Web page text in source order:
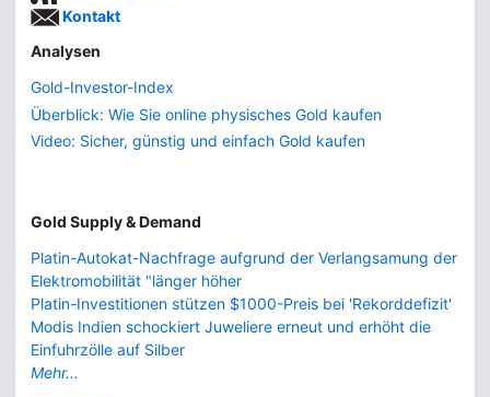
Kontakt
Analysen
Gold-Investor-Index
Überblick: Wie Sie online physisches Gold kaufen
Video: Sicher, günstig und einfach Gold kaufen
Gold Supply & Demand
Platin-Autokat-Nachfrage aufgrund der Verlangsamung der
Elektromobilität "länger höher
Platin-Investitionen stützen $1000-Preis bei 'Rekorddefizit'
Modis Indien schockiert Juweliere erneut und erhöht die
Einfuhrzölle auf Silber
Mehr...